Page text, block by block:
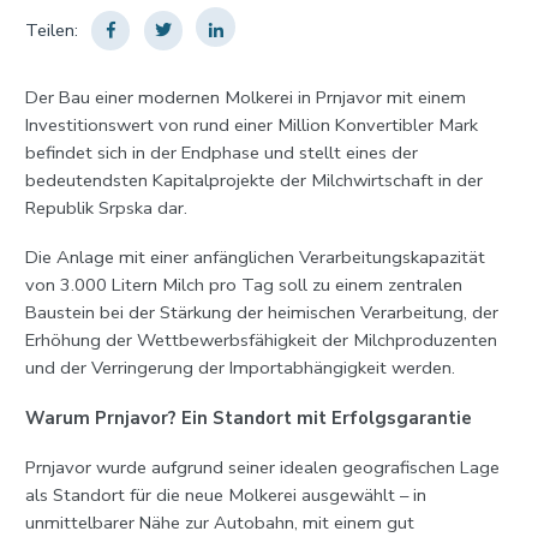
Teilen:
Der Bau einer modernen Molkerei in Prnjavor mit einem
Investitionswert von rund einer Million Konvertibler Mark
befindet sich in der Endphase und stellt eines der
bedeutendsten Kapitalprojekte der Milchwirtschaft in der
Republik Srpska dar.
Die Anlage mit einer anfänglichen Verarbeitungskapazität
von 3.000 Litern Milch pro Tag soll zu einem zentralen
Baustein bei der Stärkung der heimischen Verarbeitung, der
Erhöhung der Wettbewerbsfähigkeit der Milchproduzenten
und der Verringerung der Importabhängigkeit werden.
Warum Prnjavor? Ein Standort mit Erfolgsgarantie
Prnjavor wurde aufgrund seiner idealen geografischen Lage
als Standort für die neue Molkerei ausgewählt – in
unmittelbarer Nähe zur Autobahn, mit einem gut